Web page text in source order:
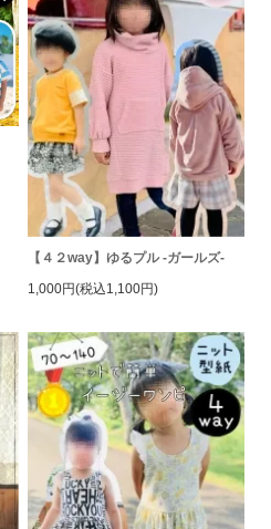
【４２way】ゆるプル -ガールズ-
1,000円(税込1,100円)